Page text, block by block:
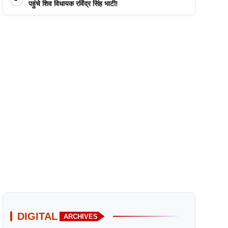
पहुंचे शिव विधायक रविंद्र सिंह भाटी!
DIGITAL ARCHIVES